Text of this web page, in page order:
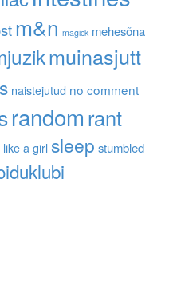
m&n magick mehesõna
muinasjutt
naistejutud no comment
randomrant
a girlsleep stumbled